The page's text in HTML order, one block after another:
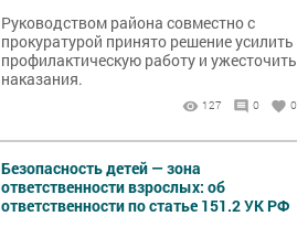
Руководством района совместно с
прокуратурой принято решение усилить
профилактическую работу и ужесточить
наказания.
127 0 0
Безопасность детей — зона
ответственности взрослых: об
ответственности по статье 151.2 УК РФ